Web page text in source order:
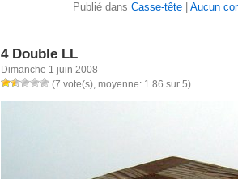
Publié dans Casse-tête Aucun
4 Double LL
Dimanche 1 juin 2008
(7 vote(s), moyenne: 1.86 sur 5)